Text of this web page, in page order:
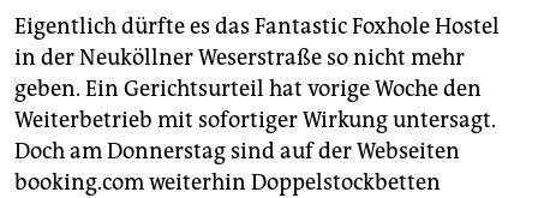
genossenschaft
epaper login
Eigentlich dürfte es das Fantastic Foxhole Hostel
in der Neuköllner Weserstraße so nicht mehr
geben. Ein Gerichtsurteil hat vorige Woche den
Weiterbetrieb mit sofortiger Wirkung untersagt.
Doch am Donnerstag sind auf der Webseiten
booking.com weiterhin Doppelstockbetten